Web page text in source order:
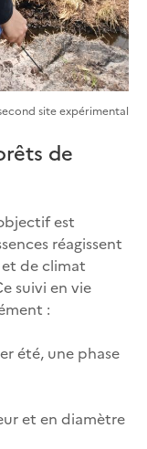
site expérimental
de
est
réagissent
de climat
suivi en vie
:
été, une phase
et en diamètre